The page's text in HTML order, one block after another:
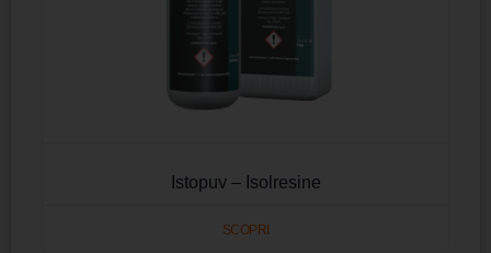
Istopuv – Isolresine
SCOPRI